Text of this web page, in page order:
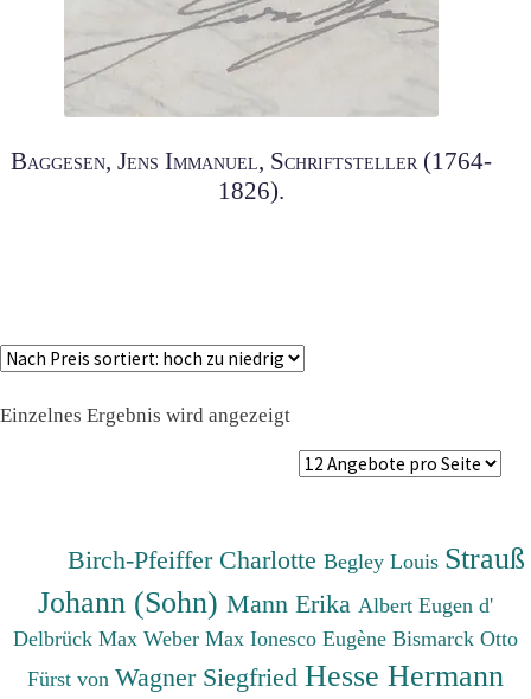
Baggesen, Jens Immanuel, Schriftsteller (1764-
1826).
Einzelnes Ergebnis wird angezeigt
Birch-Pfeiffer CharlotteBegley Louis Strauß
Johann (Sohn) Mann Erika Albert Eugen d'
Delbrück Max Weber Max Ionesco Eugène Bismarck Otto
Fürst von Wagner Siegfried Hesse Hermann